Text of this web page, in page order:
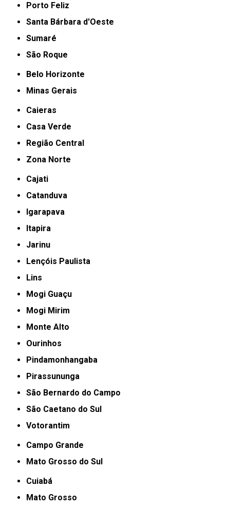
Porto Feliz
Santa Bárbara d'Oeste
Sumaré
São Roque
Belo Horizonte
Minas Gerais
Caieras
Casa Verde
Região Central
Zona Norte
Cajati
Catanduva
Igarapava
Itapira
Jarinu
Lençóis Paulista
Lins
Mogi Guaçu
Mogi Mirim
Monte Alto
Ourinhos
Pindamonhangaba
Pirassununga
São Bernardo do Campo
São Caetano do Sul
Votorantim
Campo Grande
Mato Grosso do Sul
Cuiabá
Mato Grosso